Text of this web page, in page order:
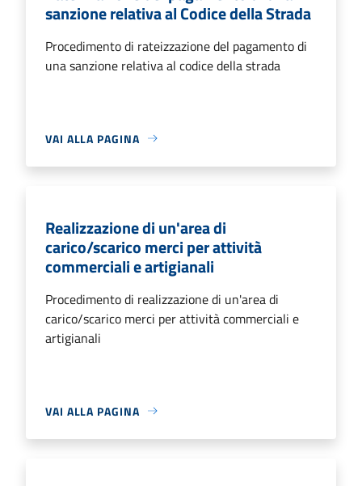
sanzione relativa al Codice della Strada
Procedimento di rateizzazione del pagamento di
una sanzione relativa al codice della strada
VAI ALLA PAGINA
Realizzazione di un'area di
carico/scarico merci per attività
commerciali e artigianali
Procedimento di realizzazione di un'area di
carico/scarico merci per attività commerciali e
artigianali
VAI ALLA PAGINA